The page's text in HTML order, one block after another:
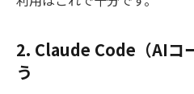
2. Claude Code（AIコ
う